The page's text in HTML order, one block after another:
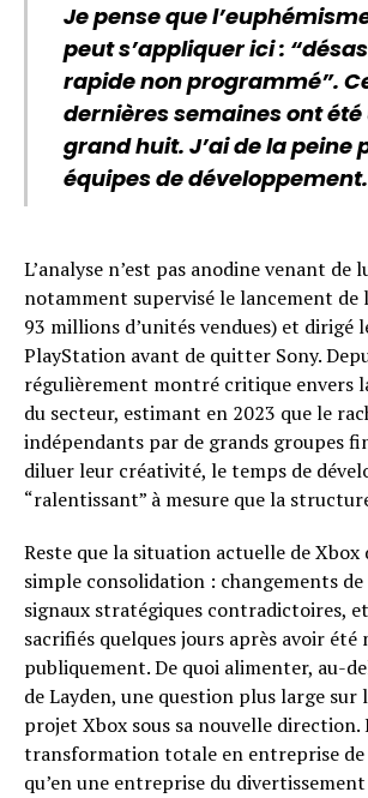
Je pense que
peut s’appliquer ici :
rapide non programmé”.
dernières semaines ont
grand huit. J’ai de la peine
équipes de développement.
L’analyse n’est pas anodine venant de
notamment supervisé le lancement de
93 millions d’unités vendues) et dirigé
PlayStation avant de quitter Sony.
régulièrement montré critique envers
du secteur, estimant en 2023 que le
indépendants par de grands groupes
diluer leur créativité, le temps de
“ralentissant” à mesure que la
Reste que la situation actuelle de Xbox
simple consolidation : changements
signaux stratégiques contradictoires,
sacrifiés quelques jours après avoir été
publiquement. De quoi alimenter, au-
de Layden, une question plus large sur
projet Xbox sous sa nouvelle direction.
transformation totale en entreprise
qu’en une entreprise du divertissement